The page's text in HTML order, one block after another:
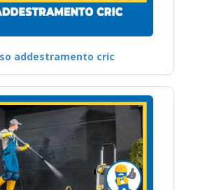
addestramento cric